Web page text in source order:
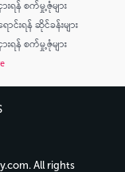
းရန် စက်မှု့ဇုံများ
င်းရန် ဆိုင်ခန်းများ
းရန် စက်မှု့ဇုံများ
All rights